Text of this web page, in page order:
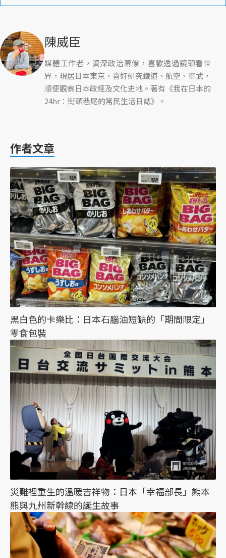
陳威臣
媒體工作者，資深政治幕僚，喜歡透過鏡頭看世
界，現居日本東京，喜好研究鐵道、航空、軍武，
順便觀察日本政經及文化史地。著有《我在日本的
24hr：街頭巷尾的常民生活日誌》。
作者文章
黑白色的卡樂比：日本石腦油短缺的「期間限定」
零食包裝
災難裡重生的溫暖吉祥物：日本「幸福部長」熊本
熊與九州新幹線的誕生故事